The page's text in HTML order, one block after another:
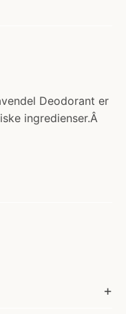
Deodorant er
ingredienser.Â